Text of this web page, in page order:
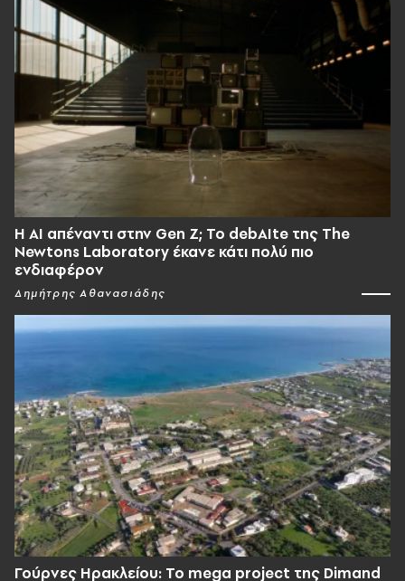
Η AI απέναντι στην Gen Z; Το debAIte της The
Newtons Laboratory έκανε κάτι πολύ πιο
ενδιαφέρον
Δημήτρης Αθανασιάδης
Γούρνες Ηρακλείου: To mega project της Dimand